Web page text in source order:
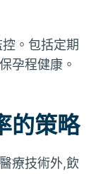
。包括定期
孕程健康。
的策略
療技術外,飲